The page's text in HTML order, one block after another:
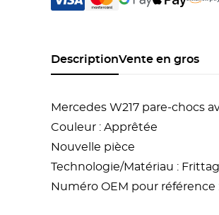
DescriptionVente en gros
Mercedes W217 pare-chocs
Couleur : Apprêtée
Nouvelle pièce
Technologie/Matériau :
Numéro OEM pour référence